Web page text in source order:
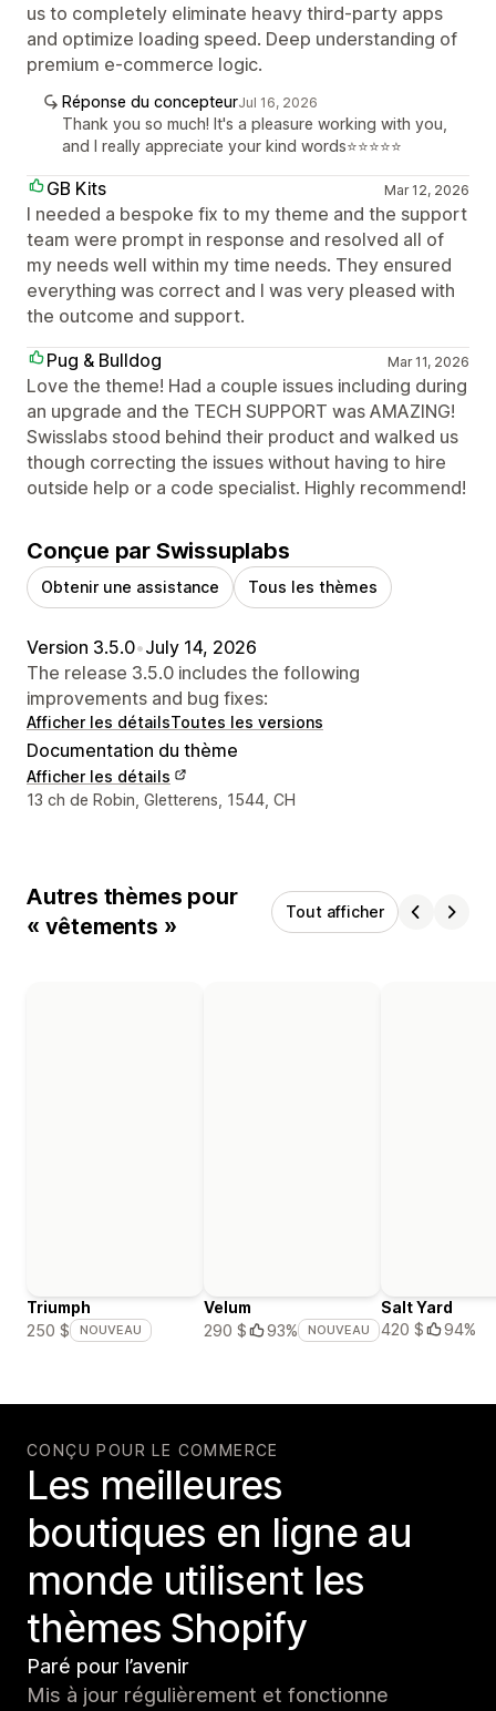
us to completely eliminate heavy third-party apps
and optimize loading speed. Deep understanding of
premium e-commerce logic.
Réponse du concepteurJul 16, 2026
Thank you so much! It's a pleasure working with you,
and I really appreciate your kind words⭐⭐⭐⭐⭐
GB Kits Mar 12, 2026
I needed a bespoke fix to my theme and the support
team were prompt in response and resolved all of
my needs well within my time needs. They ensured
everything was correct and I was very pleased with
the outcome and support.
Pug & Bulldog
Mar 11, 2026
Love the theme! Had a couple issues including during
an upgrade and the TECH SUPPORT was AMAZING!
Swisslabs stood behind their product and walked us
though correcting the issues without having to hire
outside help or a code specialist. Highly recommend!
Conçue par Swissuplabs
Obtenir une assistance Tous les thèmes
Version 3.5.0•July 14, 2026
The release 3.5.0 includes the following
improvements and bug fixes:
Afficher les détailsToutes les versions
Documentation du thème
Afficher les détails
Coordonnées du concepteur
13 ch de Robin, Gletterens, 1544, CH
Autres thèmes pour
« vêtements »
Tout afficher
Triumph
250 $
NOUVEAU
Velum
290 $
93% NOUVEAU
Salt Yard
420 $
94%
CONÇU POUR LE COMMERCE
Les meilleures
boutiques en ligne au
monde utilisent les
thèmes Shopify
Paré pour l’avenir
Mis à jour régulièrement et fonctionne